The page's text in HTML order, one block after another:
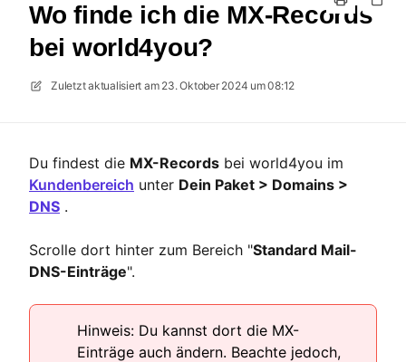
Wo finde ich die MX-Records
bei world4you?
Zuletzt aktualisiert am 23. Oktober 2024 um 08:12
Du findest die MX-Records bei world4you im
Kundenbereich unter Dein Paket > Domains >
DNS .
Scrolle dort hinter zum Bereich "Standard Mail-
DNS-Einträge".
Hinweis: Du kannst dort die MX-
Einträge auch ändern. Beachte jedoch,